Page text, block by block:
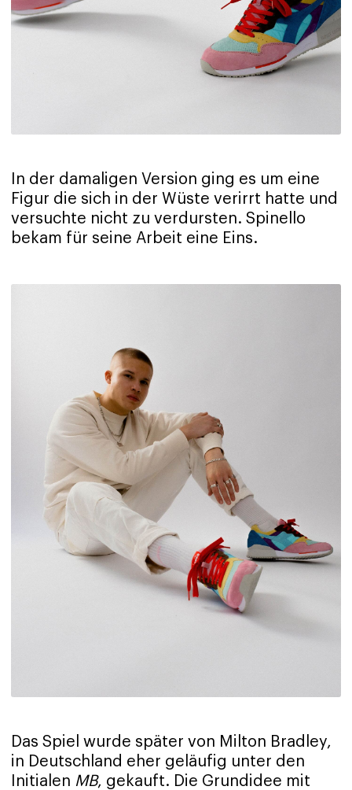
In der damaligen Version ging es um eine
Figur die sich in der Wüste verirrt hatte und
versuchte nicht zu verdursten. Spinello
bekam für seine Arbeit eine Eins.
Das Spiel wurde später von Milton Bradley,
in Deutschland eher geläufig unter den
Initialen MB, gekauft. Die Grundidee mit